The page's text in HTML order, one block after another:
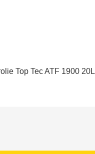
Top Tec ATF 1900 20L